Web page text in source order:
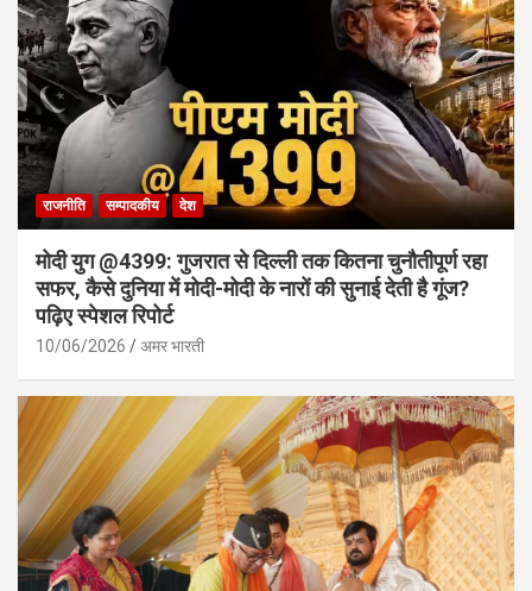
राजनीति सम्पादकीय देश
मोदी युग @4399: गुजरात से दिल्ली तक कितना चुनौतीपूर्ण रहा
सफर, कैसे दुनिया में मोदी-मोदी के नारों की सुनाई देती है गूंज?
पढ़िए स्पेशल रिपोर्ट
10/06/2026 अमर भारती